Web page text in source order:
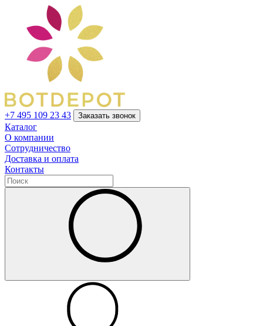
+7 495 109 23 43 Заказать звонок
Каталог
О компании
Сотрудничество
Доставка и оплата
Контакты